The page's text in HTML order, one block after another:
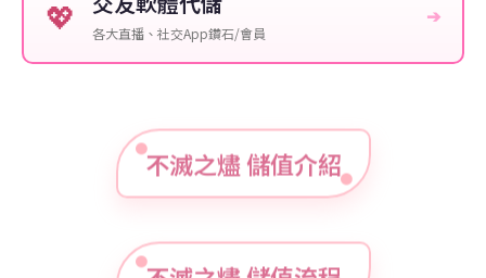
💖 各大直播、社交App鑽石/會員
➔
不滅之燼 儲值介紹